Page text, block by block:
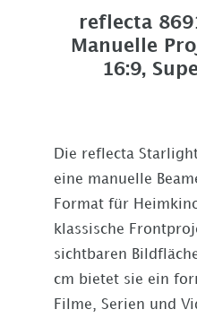
reflecta
Manuelle
16:9,
Die reflecta
eine manuelle
Format für
klassische
sichtbaren
cm bietet sie ein
Filme, Serien und